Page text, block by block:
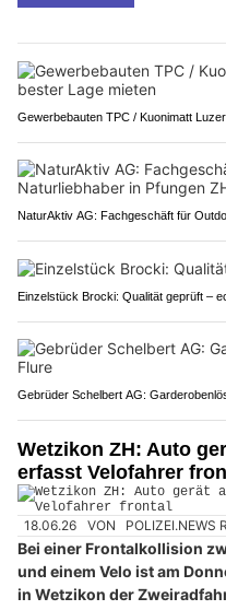
Gewerbebauten TPC / Kuonimatt
NaturAktiv AG: Fachgeschäft für
Einzelstück Brocki: Qualität geprüft –
Gebrüder Schelbert AG:
Wetzikon ZH: Auto
erfasst Velofahrer
18.06.26 VON POLIZEI.NEWS
Bei einer Frontalkollision
und einem Velo ist am
in Wetzikon der